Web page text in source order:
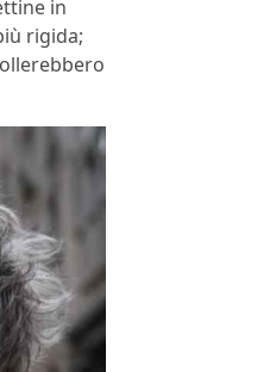
in
rigida;